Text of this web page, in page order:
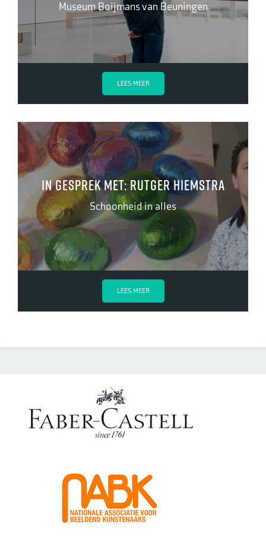
Museum Boijmans van Beuningen
LEES MEER
In gesprek met: Rutger Hiemstra
Schoonheid in alles
LEES MEER